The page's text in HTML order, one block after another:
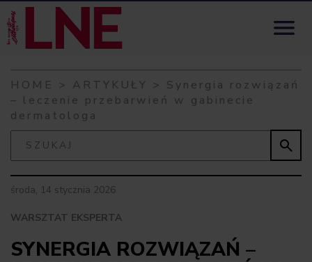
Skip to content

HOME > ARTYKUŁY > Synergia rozwiązań
– leczenie przebarwień w gabinecie
dermatologa

środa, 14 stycznia 2026
WARSZTAT EKSPERTA
SYNERGIA ROZWIĄZAŃ –